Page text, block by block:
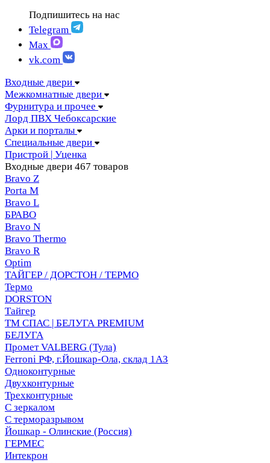
ЛОРД Чебоксары
Складные двери
Скрытые двери
FELICIA | Феличия
FUTURISTIC | Футуристик
ITALY | Италия
KANTRI | Кантри
LUMI LINE | Люми лайн
MIA MARIA | Мия Мария
MILETTI | Милетти
MODERN | Модерн
MOLLE | Молле
MONTE | Монте
PRIMA | Прима
RENAISSANCE | Ренессанс
RILIEVO | Рильево
STYLE | Стайл
TECHNO | Техно
TOCCO | ТОККО
VILLA KANTRI | Вилла кантри
Подпишитесь на нас
Telegram
Max
vk.com
Входные двери
Межкомнатные двери
Фурнитура и прочее
Лорд ПВХ Чебоксарские
Арки и порталы
Специальные двери
Пристрой | Уценка
Входные двери 467 товаров
Bravo Z
Porta М
Bravo L
БРАВО
Bravo N
Bravo Thermo
Bravo R
Optim
ТАЙГЕР / ДОРСТОН / ТЕРМО
Термо
DORSTON
Тайгер
ТМ СПАС | БЕЛУГА PREMIUM
БЕЛУГА
Промет VALBERG (Тула)
Ferroni РФ, г.Йошкар-Ола, склад 1АЗ
Одноконтурные
Двухконтурные
Трехконтурные
С зеркалом
С терморазрывом
Йошкар - Олинские (Россия)
ГЕРМЕС
Интекрон